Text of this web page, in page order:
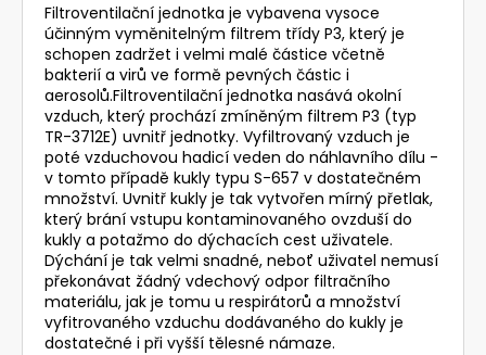
Filtroventilační jednotka je vybavena vysoce
účinným vyměnitelným filtrem třídy P3, který je
schopen zadržet i velmi malé částice včetně
bakterií a virů ve formě pevných částic i
aerosolů.Filtroventilační jednotka nasává okolní
vzduch, který prochází zmíněným filtrem P3 (typ
TR-3712E) uvnitř jednotky. Vyfiltrovaný vzduch je
poté vzduchovou hadicí veden do náhlavního dílu -
v tomto případě kukly typu S-657 v dostatečném
množství. Uvnitř kukly je tak vytvořen mírný přetlak,
který brání vstupu kontaminovaného ovzduší do
kukly a potažmo do dýchacích cest uživatele.
Dýchání je tak velmi snadné, neboť uživatel nemusí
překonávat žádný vdechový odpor filtračního
materiálu, jak je tomu u respirátorů a množství
vyfitrovaného vzduchu dodávaného do kukly je
dostatečné i při vyšší tělesné námaze.